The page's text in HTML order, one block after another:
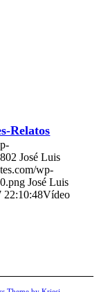
Relatos
802 José Luis
wp-
José Luis
22:10:48Vídeo